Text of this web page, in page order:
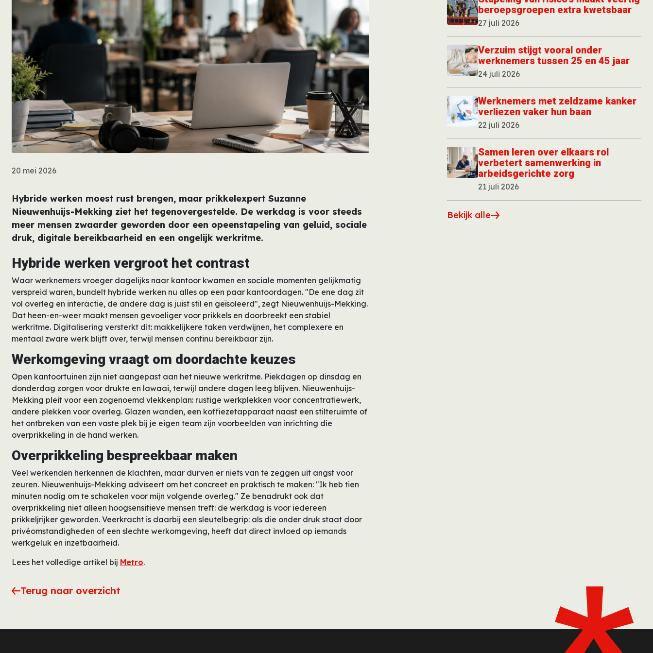
20 mei 2026
Hybride werken moest rust brengen, maar prikkelexpert Suzanne
Nieuwenhuijs-Mekking ziet het tegenovergestelde. De werkdag is voor steeds
meer mensen zwaarder geworden door een opeenstapeling van geluid, sociale
druk, digitale bereikbaarheid en een ongelijk werkritme.
Hybride werken vergroot het contrast
Waar werknemers vroeger dagelijks naar kantoor kwamen en sociale momenten gelijkmatig
verspreid waren, bundelt hybride werken nu alles op een paar kantoordagen. "De ene dag zit
vol overleg en interactie, de andere dag is juist stil en geïsoleerd", zegt Nieuwenhuijs-Mekking.
Dat heen-en-weer maakt mensen gevoeliger voor prikkels en doorbreekt een stabiel
werkritme. Digitalisering versterkt dit: makkelijkere taken verdwijnen, het complexere en
mentaal zware werk blijft over, terwijl mensen continu bereikbaar zijn.
Werkomgeving vraagt om doordachte keuzes
Open kantoortuinen zijn niet aangepast aan het nieuwe werkritme. Piekdagen op dinsdag en
donderdag zorgen voor drukte en lawaai, terwijl andere dagen leeg blijven. Nieuwenhuijs-
Mekking pleit voor een zogenoemd vlekkenplan: rustige werkplekken voor concentratiewerk,
andere plekken voor overleg. Glazen wanden, een koffiezetapparaat naast een stilteruimte of
het ontbreken van een vaste plek bij je eigen team zijn voorbeelden van inrichting die
overprikkeling in de hand werken.
Overprikkeling bespreekbaar maken
Veel werkenden herkennen de klachten, maar durven er niets van te zeggen uit angst voor
zeuren. Nieuwenhuijs-Mekking adviseert om het concreet en praktisch te maken: "Ik heb tien
minuten nodig om te schakelen voor mijn volgende overleg." Ze benadrukt ook dat
overprikkeling niet alleen hoogsensitieve mensen treft: de werkdag is voor iedereen
prikkeljrijker geworden. Veerkracht is daarbij een sleutelbegrip: als die onder druk staat door
privéomstandigheden of een slechte werkomgeving, heeft dat direct invloed op iemands
werkgeluk en inzetbaarheid.
Lees het volledige artikel bij Metro.
Terug naar overzicht
beroepsgroepen extra kwetsbaar
27 juli 2026
Verzuim stijgt vooral onder
werknemers tussen 25 en 45 jaar
24 juli 2026
Werknemers met zeldzame kanker
verliezen vaker hun baan
22 juli 2026
Samen leren over elkaars rol
verbetert samenwerking in
arbeidsgerichte zorg
21 juli 2026
Bekijk alle